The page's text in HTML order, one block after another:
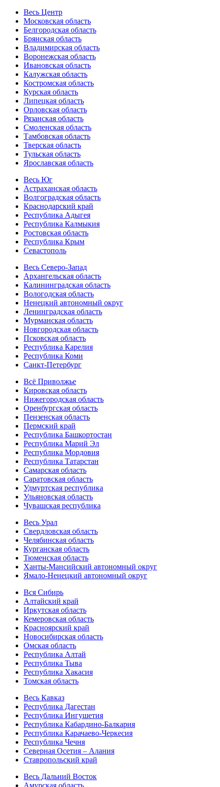
Весь Центр
Московская область
Белгородская область
Брянская область
Владимирская область
Воронежская область
Ивановская область
Калужская область
Костромская область
Курская область
Липецкая область
Орловская область
Рязанская область
Смоленская область
Тамбовская область
Тверская область
Тульская область
Ярославская область
Весь Юг
Астраханская область
Волгоградская область
Краснодарский край
Республика Адыгея
Республика Калмыкия
Ростовская область
Республика Крым
Севастополь
Весь Северо-Запад
Архангельская область
Калининградская область
Вологодская область
Ненецкий автономный округ
Ленинградская область
Мурманская область
Новгородская область
Псковская область
Республика Карелия
Республика Коми
Санкт-Петербург
Всё Приволжье
Кировская область
Нижегородская область
Оренбургская область
Пензенская область
Пермский край
Республика Башкортостан
Республика Марий Эл
Республика Мордовия
Республика Татарстан
Самарская область
Саратовская область
Удмуртская республика
Ульяновская область
Чувашская республика
Весь Урал
Свердловская область
Челябинская область
Курганская область
Тюменская область
Ханты-Мансийский автономный округ
Ямало-Ненецкий автономный округ
Вся Сибирь
Алтайский край
Иркутская область
Кемеровская область
Красноярский край
Новосибирская область
Омская область
Республика Алтай
Республика Тыва
Республика Хакасия
Томская область
Весь Кавказ
Республика Дагестан
Республика Ингушетия
Республика Кабардино-Балкария
Республика Карачаево-Черкесия
Республика Чечня
Северная Осетия – Алания
Ставропольский край
Весь Дальний Восток
Амурская область